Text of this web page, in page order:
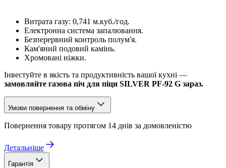
Витрата газу: 0,741 м.куб./год.
Електронна система запалювання.
Безперервний контроль полум'я.
Кам'яний подовий камінь.
Хромовані ніжки.
Інвестуйте в якість та продуктивність вашої кухні —
замовляйте газова піч для піци SILVER PF-92 G зараз.
Умови повернення та обміну
Повернення товару протягом 14 днів за домовленістю
Детальніше
Гарантія